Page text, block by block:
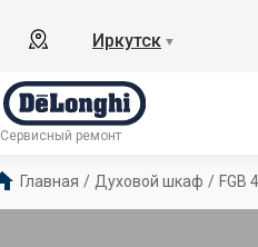
Иркутск ▼
Сервисный ремонт
Главная / Духовой шкаф / FGB 4